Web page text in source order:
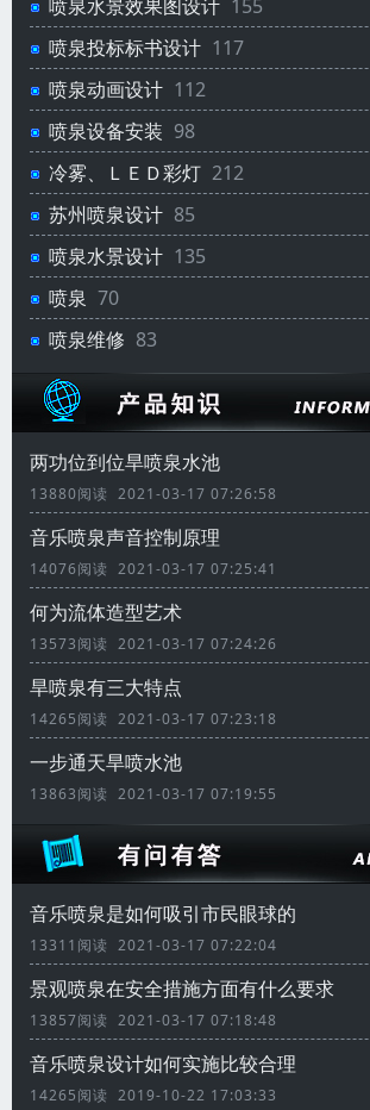
喷泉水景效果图设计 155
喷泉投标标书设计 117
喷泉动画设计 112
喷泉设备安装 98
冷雾、ＬＥＤ彩灯 212
苏州喷泉设计 85
喷泉水景设计 135
喷泉 70
喷泉维修 83
两功位到位旱喷泉水池
13880阅读 2021-03-17 07:26:58
音乐喷泉声音控制原理
14076阅读 2021-03-17 07:25:41
何为流体造型艺术
13573阅读 2021-03-17 07:24:26
旱喷泉有三大特点
14265阅读 2021-03-17 07:23:18
一步通天旱喷水池
13863阅读 2021-03-17 07:19:55
音乐喷泉是如何吸引市民眼球的
13311阅读 2021-03-17 07:22:04
景观喷泉在安全措施方面有什么要求
13857阅读 2021-03-17 07:18:48
音乐喷泉设计如何实施比较合理
14265阅读 2019-10-22 17:03:33